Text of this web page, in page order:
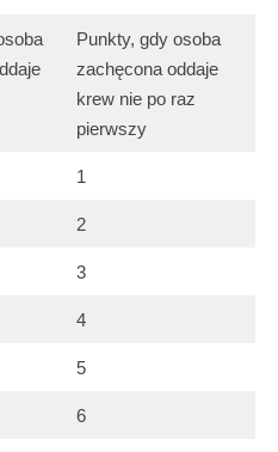
Punkty, gdy osoba
zachęcona oddaje
krew nie po raz
pierwszy
1
2
3
4
5
6